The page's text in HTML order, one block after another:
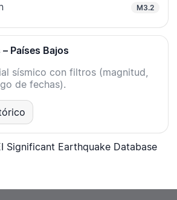
M3.2
Países Bajos
sísmico con filtros (magnitud,
de fechas).
Significant Earthquake Database